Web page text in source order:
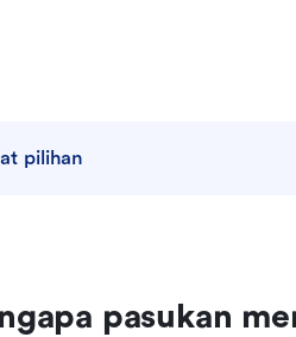
pilihan
pasukan